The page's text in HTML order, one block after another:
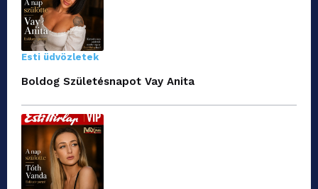
Esti üdvözletek
Boldog Születésnapot Vay Anita